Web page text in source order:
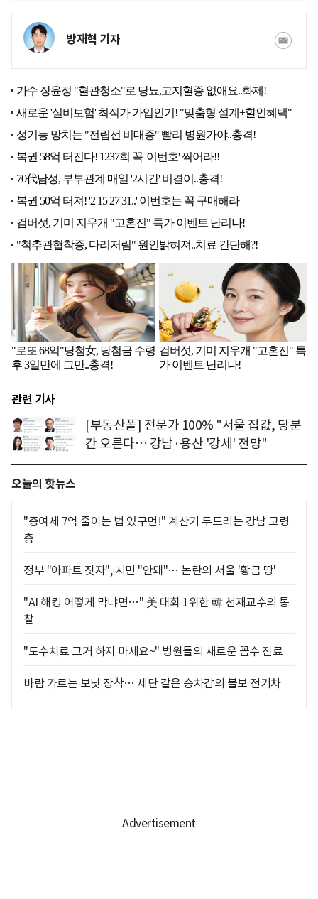
방재혁 기자
관련 기사
[부동산폴] 전문가 100% "서울 집값, 당분
간 오른다… 강남·용산 '강세' 전망"
오늘의 핫뉴스
"증여세 7억 줄이는 법 있구먼!" 계산기 두드리는 강남 고령
층
정부 "아파트 짓자", 시민 "안돼"… 논란의 서울 '황금 땅'
"AI 해킹 어떻게 막냐면…" 美 대회 1위한 韓 천재교수의 통
찰
"도수치료 그거 하지 마세요~" 병원들의 새로운 꼼수 진료
바람 가르는 보닛 장착… 세단 같은 승차감의 볼보 전기차